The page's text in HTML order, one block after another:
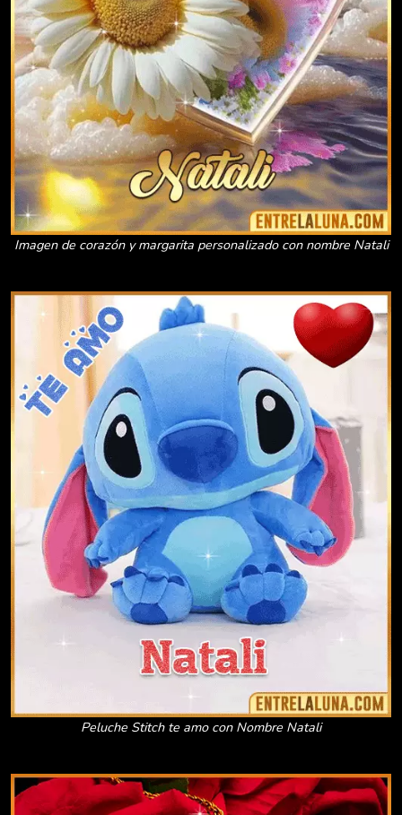
Imagen de corazón y margarita personalizado con nombre Natali
Peluche Stitch te amo con Nombre Natali